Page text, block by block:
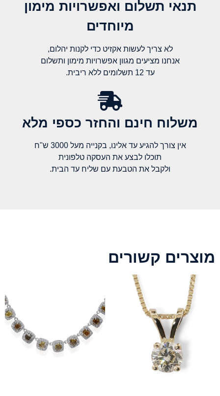
תנאי תשלום ואפשרויות מימון
מיוחדים
לא צריך לעשות אקזיט כדי לקנות יהלום,
אנחנו מציעים מגוון אפשרויות מימון ותשלום
עד 12 תשלומים ללא ריבית.
משלוח חינם והחזר כספי מלא​
אין צורך להגיע עד אלינו, בקנייה מעל 3000 ש"ח
תוכלו לבצע את העסקה טלפונית
ולקבל את הטבעת עם שליח עד הבית.
מוצרים קשורים